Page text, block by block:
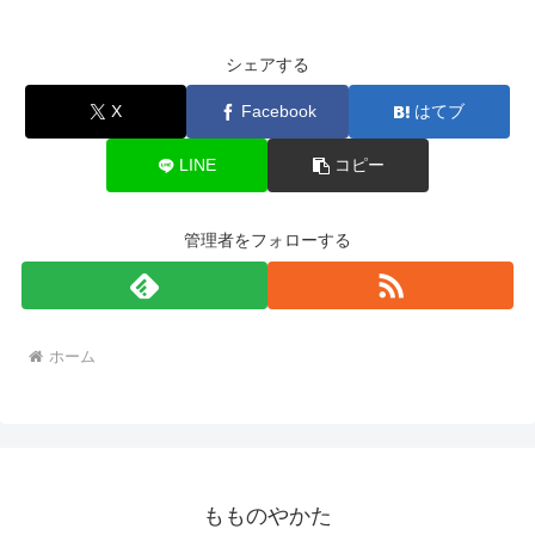
シェアする
X Facebook はてブ
LINE コピー
管理者をフォローする
ホーム
もものやかた